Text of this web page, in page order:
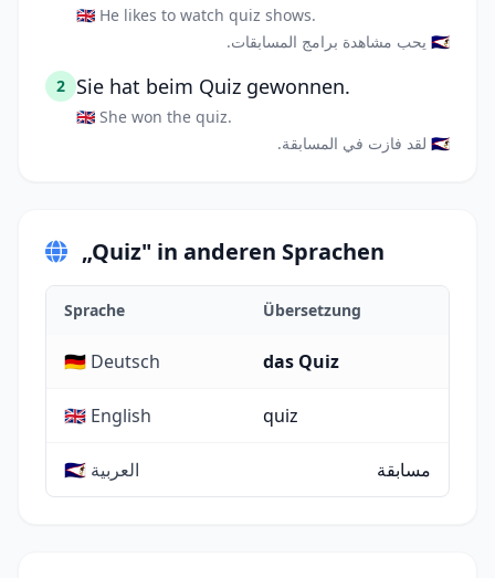
🇬🇧 He likes to watch quiz shows.
🇸🇦 يحب مشاهدة برامج المسابقات.
2 Sie hat beim Quiz gewonnen.
🇬🇧 She won the quiz.
🇸🇦 لقد فازت في المسابقة.
„Quiz" in anderen Sprachen
Sprache Übersetzung
🇩🇪 Deutsch das Quiz
🇬🇧 English quiz
🇸🇦 العربية مسابقة